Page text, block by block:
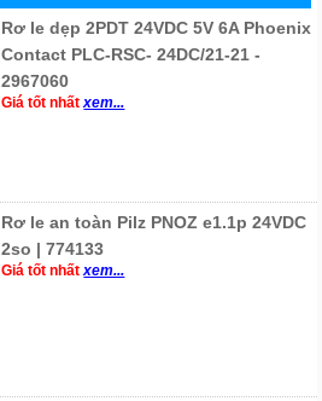
Rơ le dẹp 2PDT 24VDC 5V 6A Phoenix
Contact PLC-RSC- 24DC/21-21 -
2967060
Giá tốt nhấtxem...
Rơ le an toàn Pilz PNOZ e1.1p 24VDC
2so | 774133
Giá tốt nhấtxem...